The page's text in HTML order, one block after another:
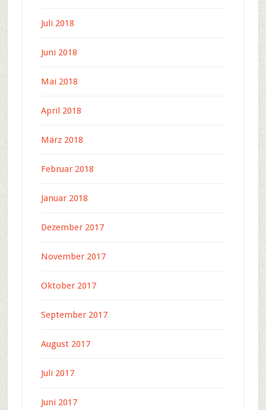
Juli 2018
Juni 2018
Mai 2018
April 2018
März 2018
Februar 2018
Januar 2018
Dezember 2017
November 2017
Oktober 2017
September 2017
August 2017
Juli 2017
Juni 2017